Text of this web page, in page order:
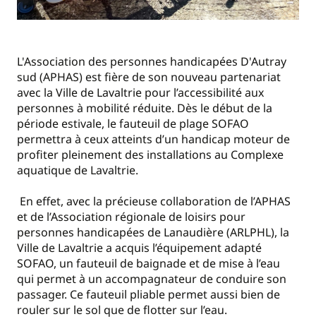
L'Association des personnes handicapées D'Autray
sud (APHAS) est fière de son nouveau partenariat
avec la Ville de Lavaltrie pour l’accessibilité aux
personnes à mobilité réduite. Dès le début de la
période estivale, le fauteuil de plage SOFAO
permettra à ceux atteints d’un handicap moteur de
profiter pleinement des installations au Complexe
aquatique de Lavaltrie.
En effet, avec la précieuse collaboration de l’APHAS
et de l’Association régionale de loisirs pour
personnes handicapées de Lanaudière (ARLPHL), la
Ville de Lavaltrie a acquis l’équipement adapté
SOFAO, un fauteuil de baignade et de mise à l’eau
qui permet à un accompagnateur de conduire son
passager. Ce fauteuil pliable permet aussi bien de
rouler sur le sol que de flotter sur l’eau.